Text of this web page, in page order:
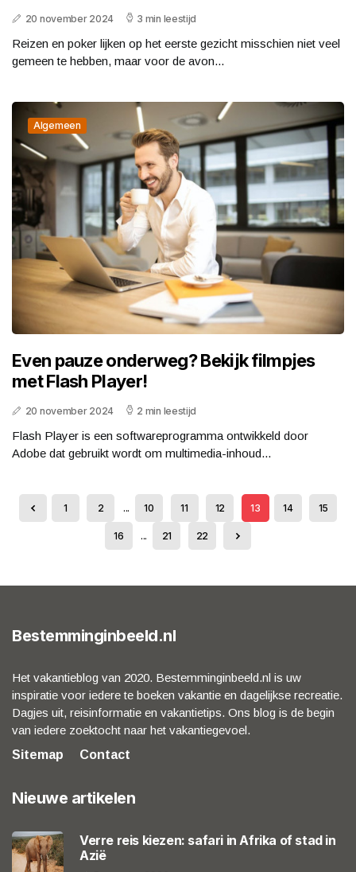
20 november 2024 3 min leestijd
Reizen en poker lijken op het eerste gezicht misschien niet veel
gemeen te hebben, maar voor de avon...
Algemeen
Even pauze onderweg? Bekijk filmpjes
met Flash Player!
20 november 2024 2 min leestijd
Flash Player is een softwareprogramma ontwikkeld door
Adobe dat gebruikt wordt om multimedia-inhoud...
1 2 ... 10 11 12 13 14 15
16 ... 21 22
Bestemminginbeeld.nl
Het vakantieblog van 2020. Bestemminginbeeld.nl is uw
inspiratie voor iedere te boeken vakantie en dagelijkse recreatie.
Dagjes uit, reisinformatie en vakantietips. Ons blog is de begin
van iedere zoektocht naar het vakantiegevoel.
Sitemap
Contact
Nieuwe artikelen
Verre reis kiezen: safari in Afrika of stad in
Azië